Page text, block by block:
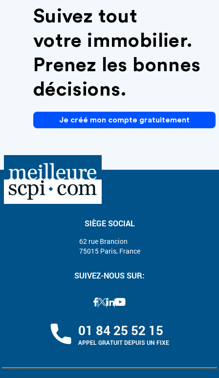
Suivez tout
votre immobilier.
Prenez les bonnes
décisions.
Je créé mon compte gratuitement
SIÈGE SOCIAL
62 rue Brancion
75015 Paris, France
SUIVEZ-NOUS SUR:
01 84 25 52 15
APPEL GRATUIT DEPUIS UN FIXE